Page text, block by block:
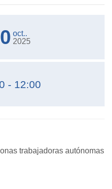
oct..
2025
- 12:00
trabajadoras autónomas